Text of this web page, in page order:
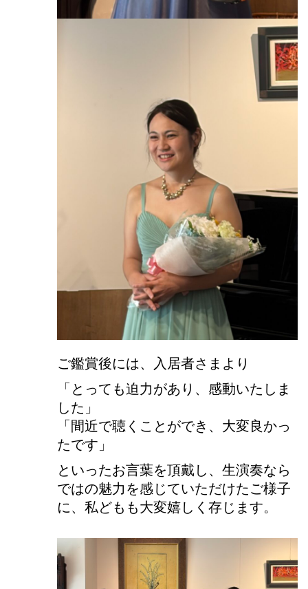
ご鑑賞後には、入居者さまより
「とっても迫力があり、感動いたしま
した」
「間近で聴くことができ、大変良かっ
たです」
といったお言葉を頂戴し、生演奏なら
ではの魅力を感じていただけたご様子
に、私どもも大変嬉しく存じます。